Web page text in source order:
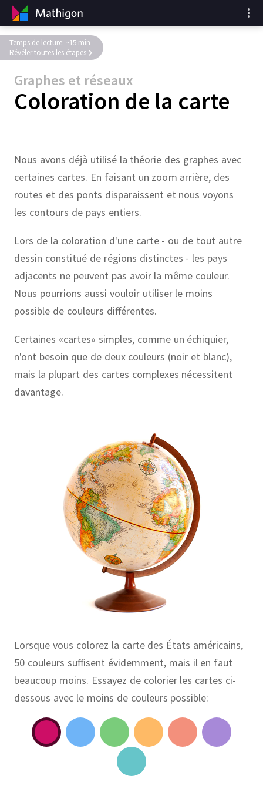
Graphes et réseaux
Coloration de la carte
Temps de lecture: ~15 min
Révéler toutes les étapes
Nous avons déjà utilisé la théorie des graphes avec
certaines cartes. En faisant un zoom arrière, des
routes et des ponts disparaissent et nous voyons
les contours de pays entiers.
Lors de la coloration d'une carte - ou de tout autre
dessin constitué de régions distinctes - les pays
adjacents ne peuvent pas avoir la même couleur.
Nous pourrions aussi vouloir utiliser le moins
possible de couleurs différentes.
Certaines «cartes» simples, comme un échiquier,
n'ont besoin que de deux couleurs (noir et blanc),
mais la plupart des cartes complexes nécessitent
davantage.
Lorsque vous colorez la carte des États américains,
50 couleurs suffisent évidemment, mais il en faut
beaucoup moins. Essayez de colorier les cartes ci-
dessous avec le moins de couleurs possible: